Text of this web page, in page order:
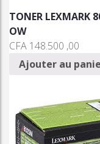
TONER LEXMARK
OW
CFA 148.500 ,00
Ajouter au